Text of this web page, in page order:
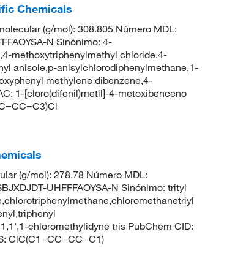
Chemicals
(g/mol): 308.805 Número MDL:
N Sinónimo: 4-
methoxytriphenylmethyl chloride,4-
anisole,p-anisylchlorodiphenylmethane,1-
methylene dibenzene,4-
1-[cloro(difenil)metil]-4-metoxibenceno
(g/mol): 278.78 Número MDL:
UHFFFAOYSA-N Sinónimo: trityl
chloromethylidyne tris PubChem CID:
ClC(C1=CC=CC=C1)